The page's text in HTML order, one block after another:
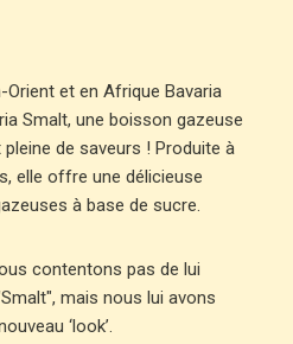
et en Afrique Bavaria
Smalt, une boisson gazeuse
de saveurs ! Produite à
elle offre une délicieuse
à base de sucre.
contentons pas de lui
mais nous lui avons
‘look’.